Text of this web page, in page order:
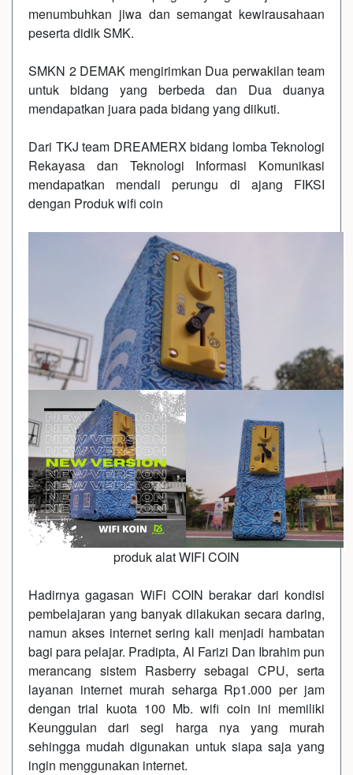
menumbuhkan jiwa dan semangat kewirausahaan
peserta didik SMK.
SMKN 2 DEMAK mengirimkan Dua perwakilan team
untuk bidang yang berbeda dan Dua duanya
mendapatkan juara pada bidang yang diikuti.
Dari TKJ team DREAMERX bidang lomba Teknologi
Rekayasa dan Teknologi Informasi Komunikasi
mendapatkan mendali perungu di ajang FIKSI
dengan Produk wifi coin
produk alat WIFI COIN
Hadirnya gagasan WiFi COIN berakar dari kondisi
pembelajaran yang banyak dilakukan secara daring,
namun akses internet sering kali menjadi hambatan
bagi para pelajar. Pradipta, Al Farizi Dan Ibrahim pun
merancang sistem Rasberry sebagai CPU, serta
layanan internet murah seharga Rp1.000 per jam
dengan trial kuota 100 Mb. wifi coin ini memiliki
Keunggulan dari segi harga nya yang murah
sehingga mudah digunakan untuk siapa saja yang
ingin menggunakan internet.